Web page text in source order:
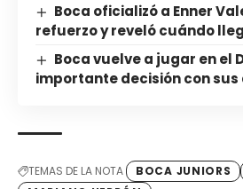
Boca oficializó a Enner
refuerzo y reveló cuándo
Boca vuelve a jugar en el
importante decisión con sus
TEMAS DE LA NOTA BOCA JUNIORS